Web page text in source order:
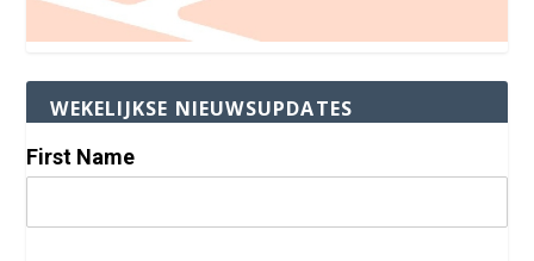
WEKELIJKSE NIEUWSUPDATES
First Name